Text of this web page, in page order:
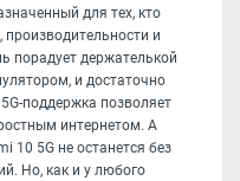
для тех, кто
и
порадует держателькой
и достаточно
поддержка позволяет
интернетом. А
10 5G не останется без
Но, как и у любого